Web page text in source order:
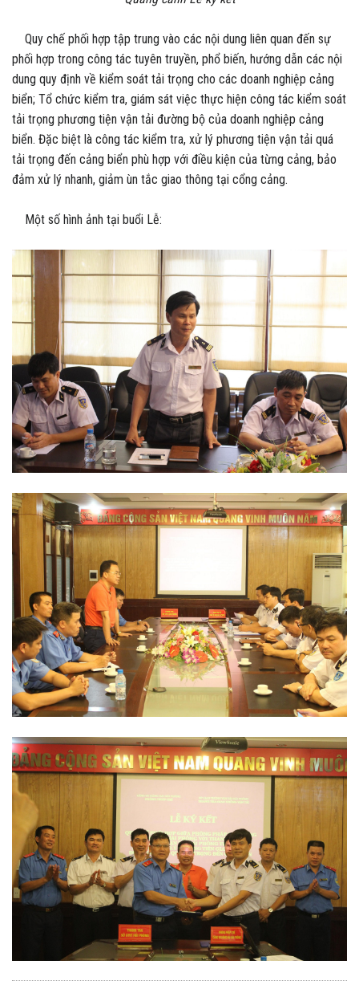
Quy chế phối hợp tập trung vào các nội dung liên quan đến sự
phối hợp trong công tác tuyên truyền, phổ biến, hướng dẫn các nội
dung quy định về kiểm soát tải trọng cho các doanh nghiệp cảng
biển; Tổ chức kiểm tra, giám sát việc thực hiện công tác kiểm soát
tải trọng phương tiện vận tải đường bộ của doanh nghiệp cảng
biển. Đặc biệt là công tác kiểm tra, xử lý phương tiện vận tải quá
tải trọng đến cảng biển phù hợp với điều kiện của từng cảng, bảo
đảm xử lý nhanh, giảm ùn tắc giao thông tại cổng cảng.
Một số hình ảnh tại buổi Lễ: